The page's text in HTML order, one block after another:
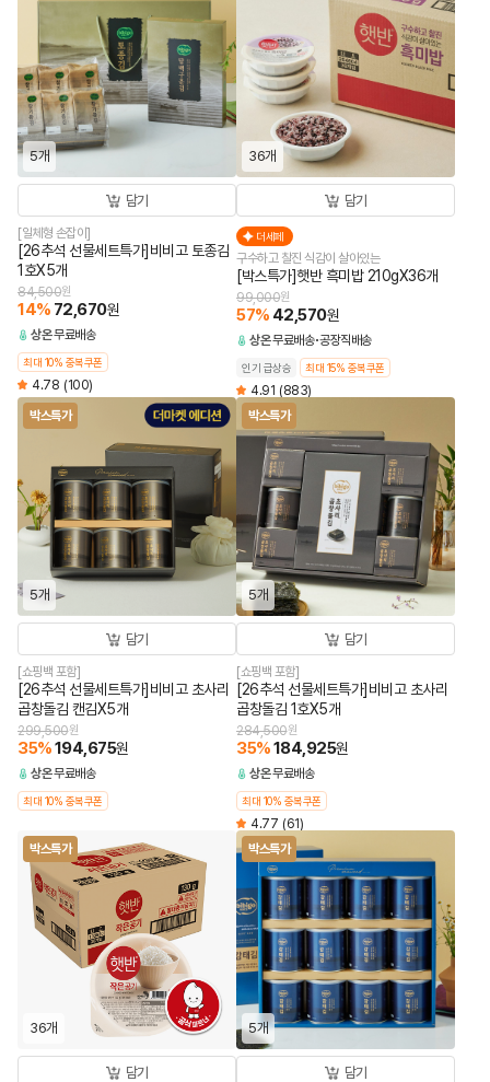
5개
담기
[일체형 손잡이]
[26추석 선물세트특가]비비고 토종김
1호X5개
84,500원
14% 72,670원
상온무료배송
최대 10% 중복쿠폰
4.78 (100)
36개
담기
더세페
구수하고 찰진 식감이 살아있는
[박스특가]햇반 흑미밥 210gX36개
99,000원
57% 42,570원
상온무료배송 공장직배송
인기 급상승 최대 15% 중복쿠폰
4.91 (883)
박스특가
5개
담기
[쇼핑백 포함]
[26추석 선물세트특가]비비고 초사리
곱창돌김 캔김X5개
299,500원
35%194,675원
상온무료배송
최대 10% 중복쿠폰
박스특가
5개
담기
[쇼핑백 포함]
[26추석 선물세트특가]비비고 초사리
곱창돌김 1호X5개
284,500원
35%184,925원
상온무료배송
최대 10% 중복쿠폰
4.77 (61)
박스특가
36개
담기
박스특가
5개
담기